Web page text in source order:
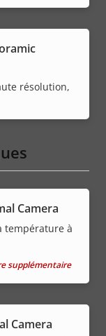
résolution,
Camera
température à
supplémentaire
Camera